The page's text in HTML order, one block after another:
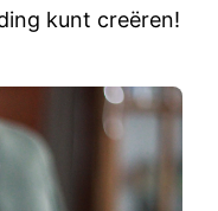
kunt creëren!